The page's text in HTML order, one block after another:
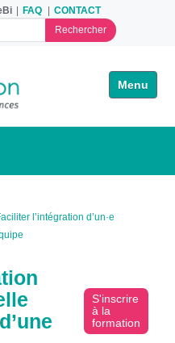
FAQ CONTACT
Toggle
l’intégration d’un·e
S'inscrire
à la
formation